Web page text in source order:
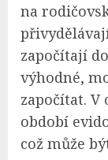
na
započítají
výhodné,
započítat. V
období
což může